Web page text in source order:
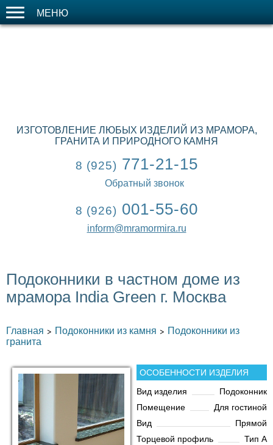
МЕНЮ
ИЗГОТОВЛЕНИЕ ЛЮБЫХ ИЗДЕЛИЙ ИЗ МРАМОРА,
ГРАНИТА И ПРИРОДНОГО КАМНЯ
8 (925) 771-21-15
Обратный звонок
8 (926) 001-55-60
inform@mramormira.ru
Подоконники в частном доме из
мрамора India Green г. Москва
Главная > Подоконники из камня > Подоконники из
гранита
ОСОБЕННОСТИ ИЗДЕЛИЯ
Вид изделия
Подоконник
Помещение
Для гостиной
Вид
Прямой
Торцевой профиль
Тип А